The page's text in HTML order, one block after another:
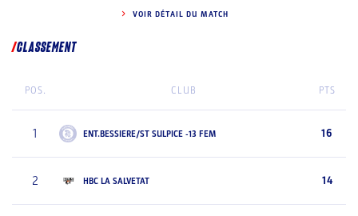
VOIR DÉTAIL DU MATCH
CLASSEMENT
POS. CLUB PTS
1 ENT.BESSIERE/ST SULPICE -13 FEM 16
2 HBC LA SALVETAT 14